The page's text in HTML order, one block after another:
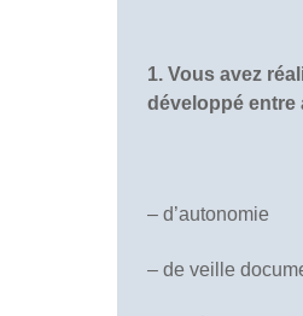
1. Vous avez
développé entre
– d’autonomie
– de veille